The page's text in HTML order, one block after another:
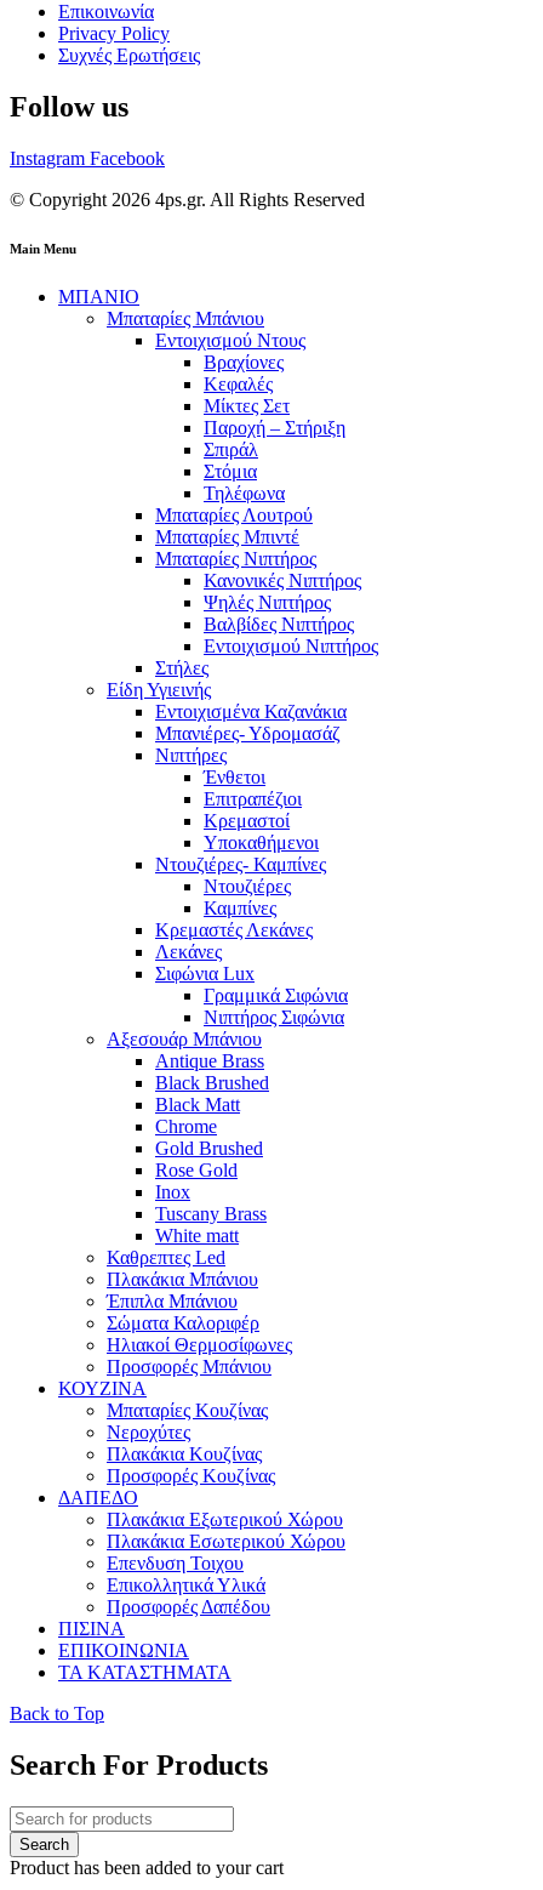
Επικοινωνία
Privacy Policy
Συχνές Ερωτήσεις
Follow us
Instagram Facebook
© Copyright 2026 4ps.gr. All Rights Reserved
Main Menu
ΜΠΑΝΙΟ
Μπαταρίες Μπάνιου
Εντοιχισμού Ντους
Βραχίονες
Κεφαλές
Μίκτες Σετ
Παροχή – Στήριξη
Σπιράλ
Στόμια
Τηλέφωνα
Μπαταρίες Λουτρού
Μπαταρίες Μπιντέ
Μπαταρίες Νιπτήρος
Κανονικές Νιπτήρος
Ψηλές Νιπτήρος
Βαλβίδες Νιπτήρος
Εντοιχισμού Νιπτήρος
Στήλες
Είδη Υγιεινής
Εντοιχισμένα Καζανάκια
Μπανιέρες- Υδρομασάζ
Νιπτήρες
Ένθετοι
Επιτραπέζιοι
Κρεμαστοί
Υποκαθήμενοι
Ντουζιέρες- Καμπίνες
Ντουζιέρες
Καμπίνες
Κρεμαστές Λεκάνες
Λεκάνες
Σιφώνια Lux
Γραμμικά Σιφώνια
Νιπτήρος Σιφώνια
Αξεσουάρ Μπάνιου
Antique Brass
Black Brushed
Black Matt
Chrome
Gold Brushed
Rose Gold
Inox
Tuscany Brass
White matt
Καθρεπτες Led
Πλακάκια Μπάνιου
Έπιπλα Μπάνιου
Σώματα Καλοριφέρ
Ηλιακοί Θερμοσίφωνες
Προσφορές Μπάνιου
ΚΟΥΖΙΝΑ
Μπαταρίες Κουζίνας
Νεροχύτες
Πλακάκια Κουζίνας
Προσφορές Κουζίνας
ΔΑΠΕΔΟ
Πλακάκια Εξωτερικού Χώρου
Πλακάκια Εσωτερικού Χώρου
Επενδυση Τοιχου
Επικολλητικά Υλικά
Προσφορές Δαπέδου
ΠΙΣΙΝΑ
ΕΠΙΚΟΙΝΩΝΙΑ
ΤΑ ΚΑΤΑΣΤΗΜΑΤΑ
Back to Top
Search For Products
Product has been added to your cart